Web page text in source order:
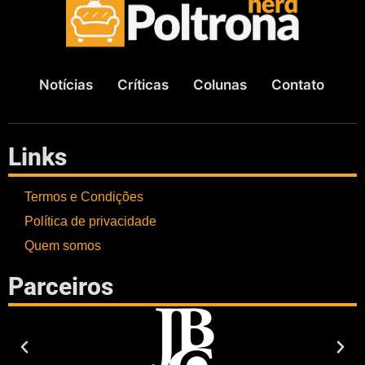
Notícias Críticas Colunas Contato
Links
Termos e Condições
Política de privacidade
Quem somos
Parceiros